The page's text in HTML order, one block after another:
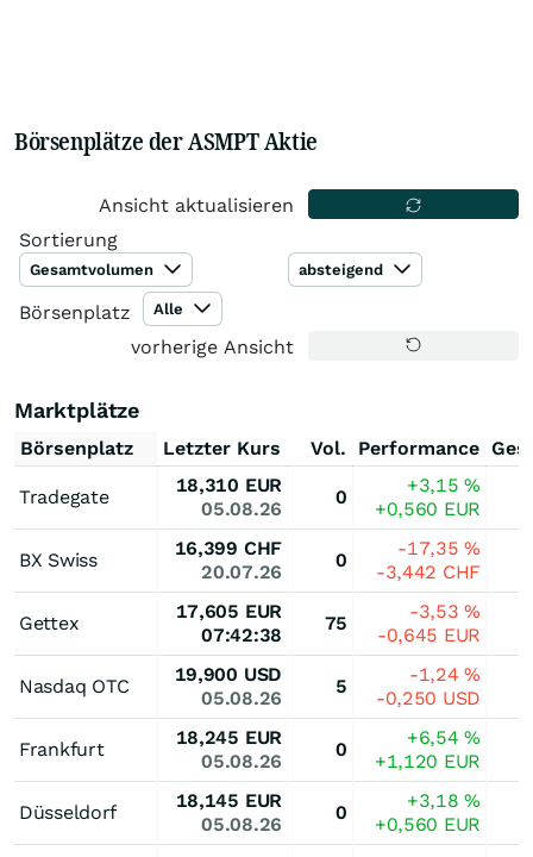
Börsenplätze der ASMPT Aktie
Ansicht aktualisieren
Sortierung
Gesamtvolumen absteigend
Börsenplatz Alle
vorherige Ansicht
Marktplätze
Börsenplatz Letzter Kurs Vol. Performance
Tradegate
18,310 EUR
05.08.26
0
+3,15%
+0,560 EUR
BX Swiss
16,399 CHF
20.07.26
0
-17,35%
-3,442 CHF
Gettex
17,605 EUR
07:42:38
75
-3,53%
-0,645 EUR
Nasdaq OTC
19,900 USD
05.08.26
5
-1,24%
-0,250 USD
Frankfurt
18,245 EUR
05.08.26
0
+6,54%
+1,120 EUR
Düsseldorf
18,145 EUR
05.08.26
0
+3,18%
+0,560 EUR